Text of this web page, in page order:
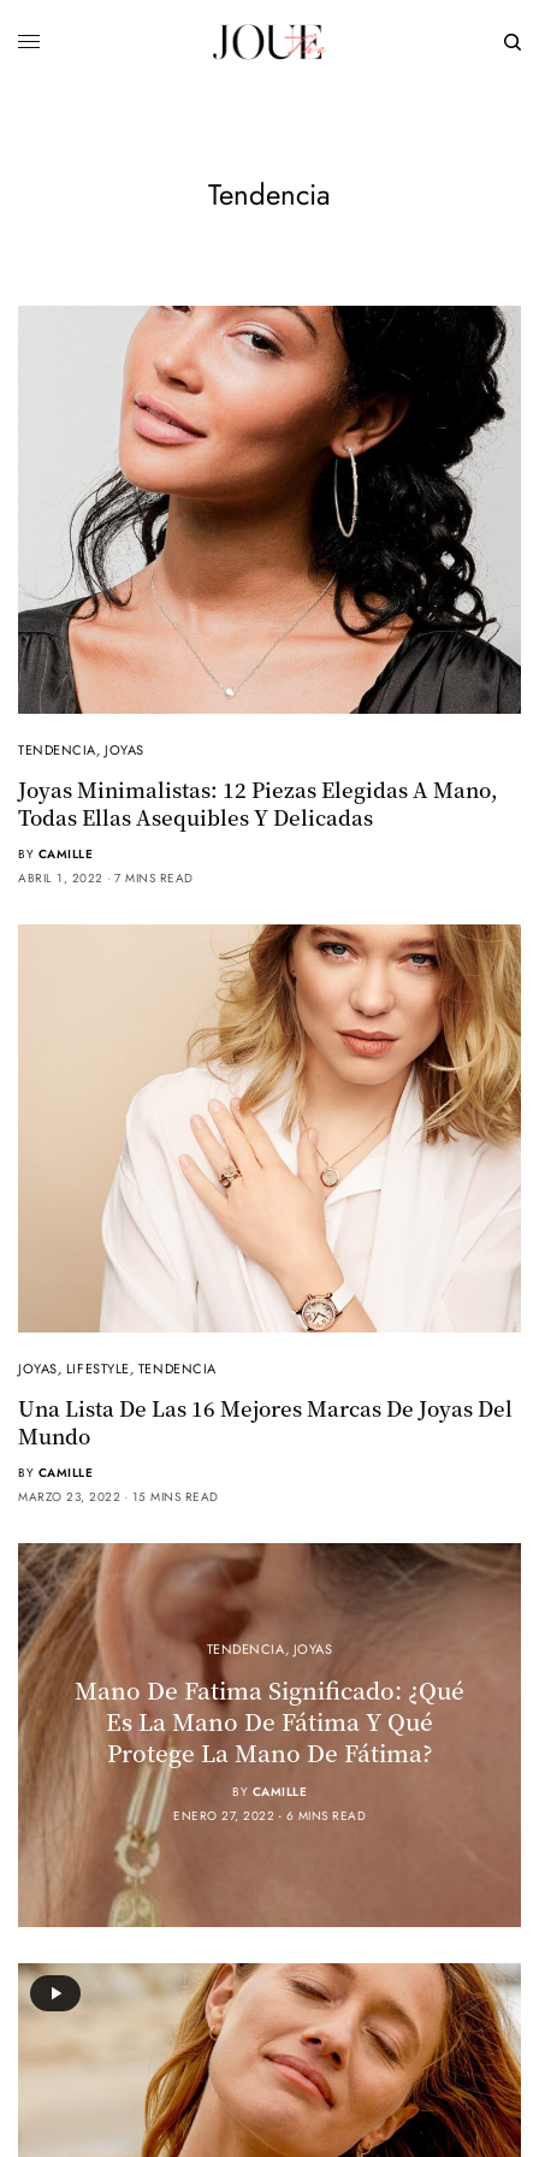
Tendencia
TENDENCIA,JOYAS
Joyas Minimalistas: 12 Piezas Elegidas A Mano,
Todas Ellas Asequibles Y Delicadas
BY CAMILLE
ABRIL 1, 2022
7 MINS READ
JOYAS, LIFESTYLE, TENDENCIA
Una Lista De Las 16 Mejores Marcas De Joyas Del
Mundo
BY CAMILLE
MARZO 23, 2022
15 MINS READ
TENDENCIA, JOYAS
Mano De Fatima Significado: ¿qué
Es La Mano De Fátima Y Qué
Protege La Mano De Fátima?
BY CAMILLE
ENERO 27, 2022
6 MINS READ